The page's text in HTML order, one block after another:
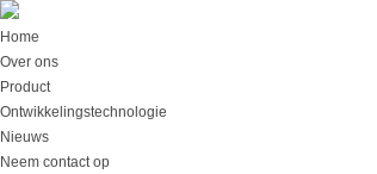
Home
Over ons
Product
Ontwikkelingstechnologie
Nieuws
Neem contact op